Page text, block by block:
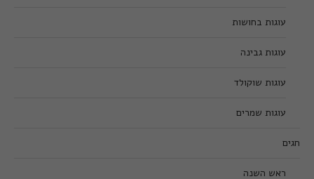
עוגות בחושות
עוגות גבינה
עוגות שוקולד
עוגות שמרים
חגים
ראש השנה